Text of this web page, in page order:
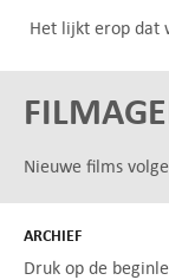
Het lijkt erop dat
Nieuwe films
ARCHIEF
Druk op de